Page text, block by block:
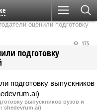
оценили подготовку
подготовку
175
выпускников вузов и
shedevrum.ai)